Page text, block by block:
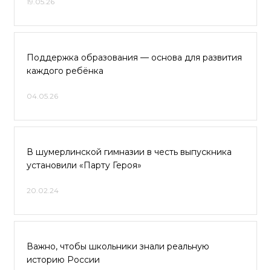
Поддержка образования — основа для развития
каждого ребёнка
04.05.26
В шумерлинской гимназии в честь выпускника
установили «Парту Героя»
20.02.24
Важно, чтобы школьники знали реальную
историю России